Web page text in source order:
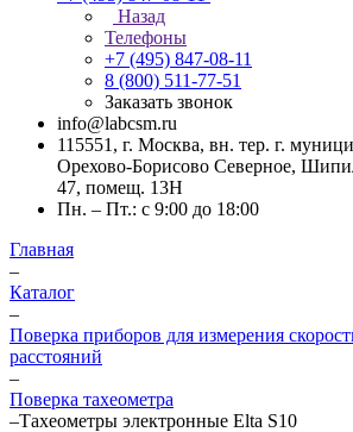
Назад
Телефоны
+7 (495) 847-08-11
8 (800) 511-77-51
Заказать звонок
info@labcsm.ru
115551, г. Москва, вн. тер. г.
Орехово-Борисово Северное,
47, помещ. 13Н
Пн. – Пт.: с 9:00 до 18:00
Главная
–
Каталог
–
Поверка приборов для измерения
расстояний
–
Поверка тахеометра
–Тахеометры электронные Elta S10